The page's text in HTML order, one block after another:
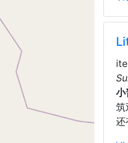
小
筑
还